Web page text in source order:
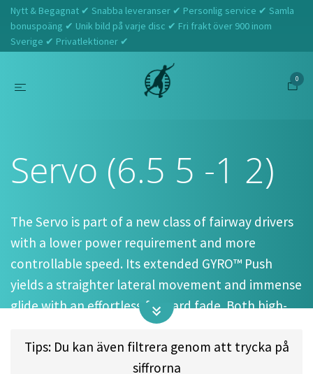
Nytt & Begagnat ✔ Snabba leveranser ✔ Personlig service ✔ Samla
bonuspoäng ✔ Unik bild på varje disc ✔ Fri frakt över 900 inom
Sverige ✔ Privatlektioner ✔
0
Servo (6.5 5 -1 2)
The Servo is part of a new class of fairway drivers
with a lower power requirement and more
controllable speed. Its extended GYRO™ Push
yields a straighter lateral movement and immense
glide with an effortless forward fade. Both high-
and low-power throwers alike will achieve easy
pinpoint accuracy with ultimate line control,
making the Servo their go-to placement driver in
Tips: Du kan även filtrera genom att trycka på
siffrorna